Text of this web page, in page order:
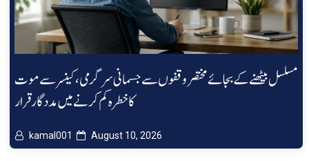
مسلسل بیٹھنے کے بجائے مختصر وقفوں سے جسمانی سرگرمی، کینسر سے موت
کا خطرہ کم کرنے میں مددگار قرار
kamal001 August 10, 2026